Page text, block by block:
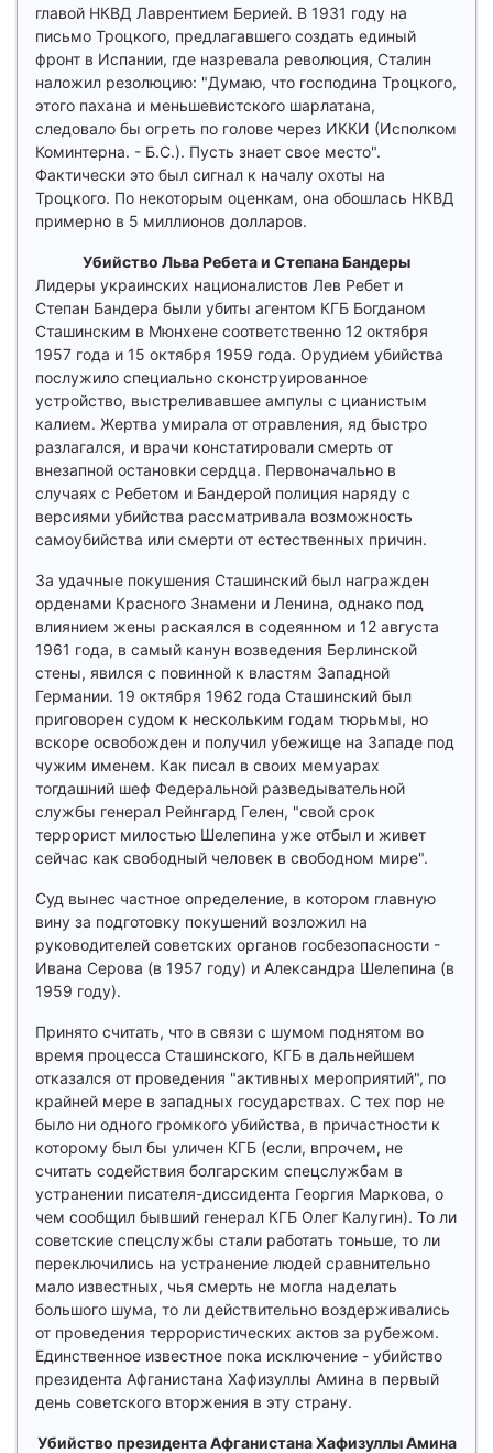
главой НКВД Лаврентием Берией. В 1931 году на
письмо Троцкого, предлагавшего создать единый
фронт в Испании, где назревала революция, Сталин
наложил резолюцию: "Думаю, что господина Троцкого,
этого пахана и меньшевистского шарлатана,
следовало бы огреть по голове через ИККИ (Исполком
Коминтерна. - Б.С.). Пусть знает свое место".
Фактически это был сигнал к началу охоты на
Троцкого. По некоторым оценкам, она обошлась НКВД
примерно в 5 миллионов долларов.
Убийство Льва Ребета и Степана Бандеры
Лидеры украинских националистов Лев Ребет и
Степан Бандера были убиты агентом КГБ Богданом
Сташинским в Мюнхене соответственно 12 октября
1957 года и 15 октября 1959 года. Орудием убийства
послужило специально сконструированное
устройство, выстреливавшее ампулы с цианистым
калием. Жертва умирала от отравления, яд быстро
разлагался, и врачи констатировали смерть от
внезапной остановки сердца. Первоначально в
случаях с Ребетом и Бандерой полиция наряду с
версиями убийства рассматривала возможность
самоубийства или смерти от естественных причин.
За удачные покушения Сташинский был награжден
орденами Красного Знамени и Ленина, однако под
влиянием жены раскаялся в содеянном и 12 августа
1961 года, в самый канун возведения Берлинской
стены, явился с повинной к властям Западной
Германии. 19 октября 1962 года Сташинский был
приговорен судом к нескольким годам тюрьмы, но
вскоре освобожден и получил убежище на Западе под
чужим именем. Как писал в своих мемуарах
тогдашний шеф Федеральной разведывательной
службы генерал Рейнгард Гелен, "свой срок
террорист милостью Шелепина уже отбыл и живет
сейчас как свободный человек в свободном мире".
Суд вынес частное определение, в котором главную
вину за подготовку покушений возложил на
руководителей советских органов госбезопасности -
Ивана Серова (в 1957 году) и Александра Шелепина (в
1959 году).
Принято считать, что в связи с шумом поднятом во
время процесса Сташинского, КГБ в дальнейшем
отказался от проведения "активных мероприятий", по
крайней мере в западных государствах. С тех пор не
было ни одного громкого убийства, в причастности к
которому был бы уличен КГБ (если, впрочем, не
считать содействия болгарским спецслужбам в
устранении писателя-диссидента Георгия Маркова, о
чем сообщил бывший генерал КГБ Олег Калугин). То ли
советские спецслужбы стали работать тоньше, то ли
переключились на устранение людей сравнительно
мало известных, чья смерть не могла наделать
большого шума, то ли действительно воздерживались
от проведения террористических актов за рубежом.
Единственное известное пока исключение - убийство
президента Афганистана Хафизуллы Амина в первый
день советского вторжения в эту страну.
Убийство президента Афганистана Хафизуллы Амина